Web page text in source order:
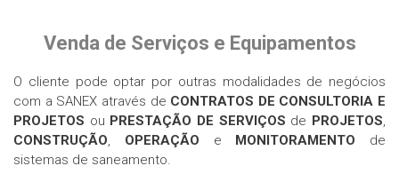
Venda de Serviços e Equipamentos
O cliente pode optar por outras modalidades de negócios
com a SANEX através de CONTRATOS DE CONSULTORIA E
PROJETOS ou PRESTAÇÃO DE SERVIÇOS de PROJETOS
CONSTRUÇÃO
OPERAÇÃO e MONITORAMENTO de
sistemas de saneamento.